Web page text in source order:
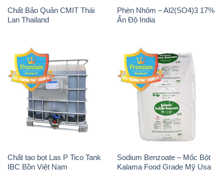
Chất tạo bọt Las P Tico Tank
IBC Bồn Việt Nam
Sodium Benzoate – Mốc Bột
Kalama Food Grade Mỹ Usa